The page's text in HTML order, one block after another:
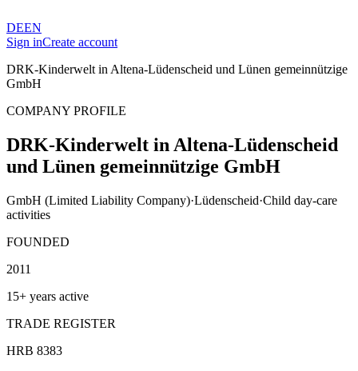
DEEN
Sign inCreate account
DRK-Kinderwelt in Altena-Lüdenscheid und Lünen gemeinnützige
GmbH
COMPANY PROFILE
DRK-Kinderwelt in Altena-Lüdenscheid
und Lünen gemeinnützige GmbH
GmbH (Limited Liability Company)·Lüdenscheid·Child day-care
activities
FOUNDED
2011
15+ years active
TRADE REGISTER
HRB 8383